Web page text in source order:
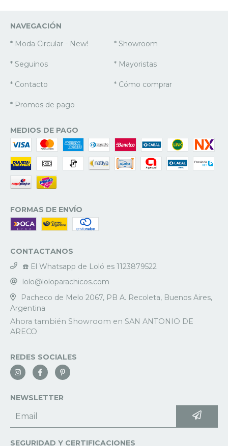
NAVEGACIÓN
* Moda Circular - New!
* Showroom
* Seguinos * Mayoristas
* Contacto * Cómo comprar
* Promos de pago
MEDIOS DE PAGO
FORMAS DE ENVÍO
CONTACTANOS
☎️ El Whatsapp de Loló es 1123879522
lolo@loloparachicos.com
Pacheco de Melo 2067, PB A. Recoleta, Buenos Aires,
Argentina
REDES SOCIALES
NEWSLETTER
SEGURIDAD Y CERTIFICACIONES